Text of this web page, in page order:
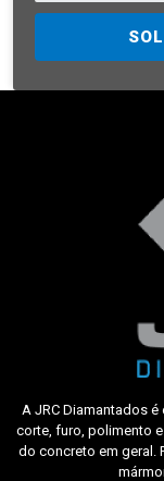
A JRC Diamantados
corte, furo, polimento
do concreto em geral.